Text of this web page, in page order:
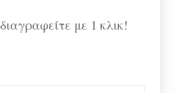
με 1 κλικ!